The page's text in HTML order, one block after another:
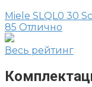
Miele SLQL0 30
85 Отлично
Весь рейтинг